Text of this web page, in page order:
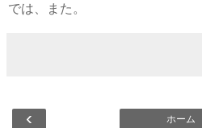
では、また。
‹ ホーム